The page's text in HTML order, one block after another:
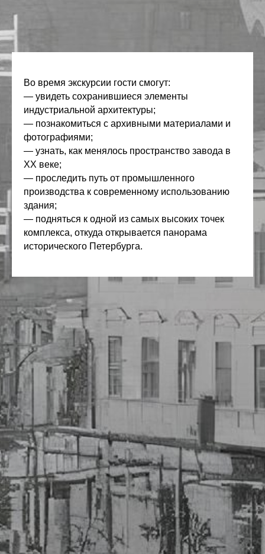
Во время экскурсии гости смогут:
— увидеть сохранившиеся элементы
индустриальной архитектуры;
— познакомиться с архивными материалами и
фотографиями;
— узнать, как менялось пространство завода в
XX веке;
— проследить путь от промышленного
производства к современному использованию
здания;
— подняться к одной из самых высоких точек
комплекса, откуда открывается панорама
исторического Петербурга.